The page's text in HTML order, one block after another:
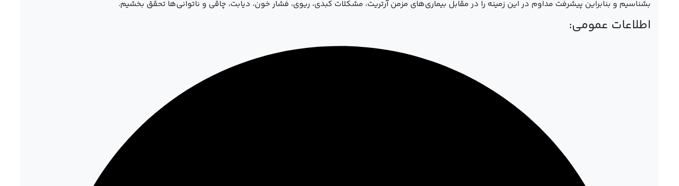
بشناسیم و بنابراین پیشرفت مداوم در این زمینه را در مقابل بیماری‌های مزمن آرتریت، مشکلات کبدی، ریوی، فشار خون، دیابت، چاقی و ناتوانی‌ها تحقق بخشیم.
اطلاعات عمومی: